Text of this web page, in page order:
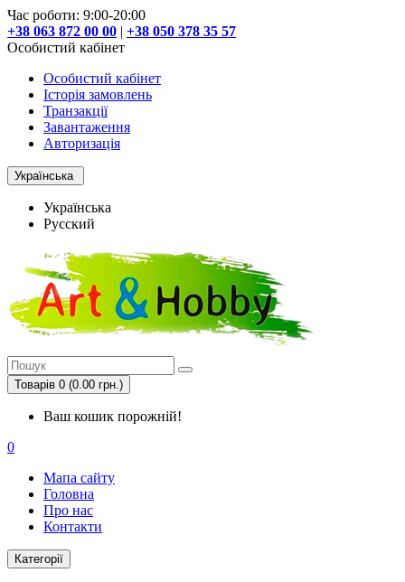
Час роботи: 9:00-20:00
+38 063 872 00 00 | +38 050 378 35 57
Особистий кабінет
Особистий кабінет
Історія замовлень
Транзакції
Завантаження
Авторизація
Українська
Українська
Русский
Товарів 0 (0.00 грн.)
Ваш кошик порожній!
0
Мапа сайту
Головна
Про нас
Контакти
Категорії